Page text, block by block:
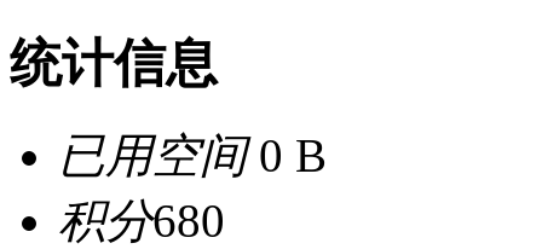
统计信息
已用空间0 B
积分680